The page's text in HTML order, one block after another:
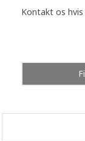
Kontakt os